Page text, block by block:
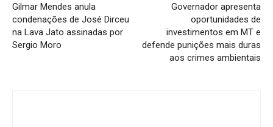
Gilmar Mendes anula
condenações de José Dirceu
na Lava Jato assinadas por
Sergio Moro
Governador apresenta
oportunidades de
investimentos em MT e
defende punições mais duras
aos crimes ambientais